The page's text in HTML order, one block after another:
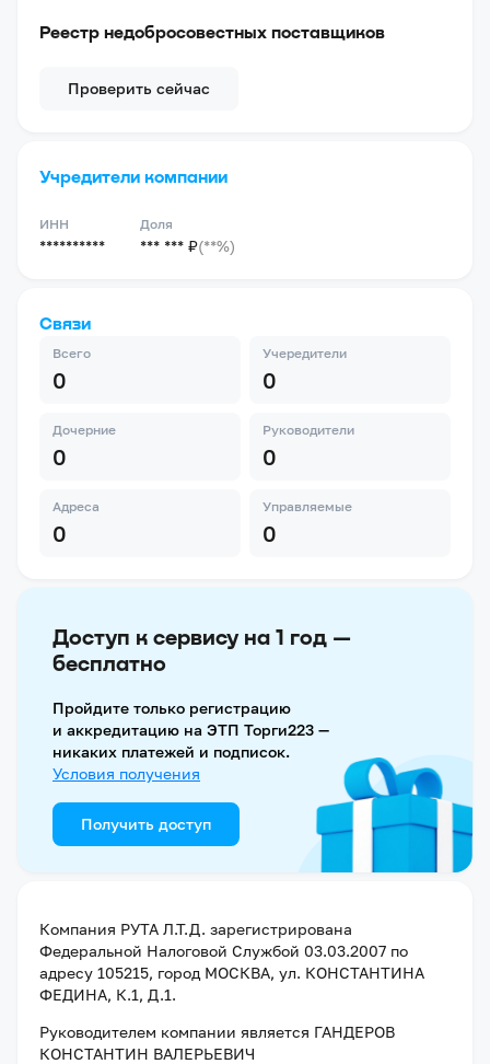
Реестр недобросовестных поставщиков
Проверить сейчас
Учредители компании
ИНН
**********
Доля
*** *** ₽(**%)
Связи
Всего
0
Учередители
0
Дочерние
0
Руководители
0
Адреса
0
Управляемые
0
Доступ к сервису на 1 год —
бесплатно
Пройдите только регистрацию
и аккредитацию на ЭТП Торги223 —
никаких платежей и подписок.
Условия получения
Получить доступ
Компания РУТА Л.Т.Д. зарегистрирована
Федеральной Налоговой Службой 03.03.2007 по
адресу 105215, город МОСКВА, ул. КОНСТАНТИНА
ФЕДИНА, К.1, Д.1.
Руководителем компании является ГАНДЕРОВ
КОНСТАНТИН ВАЛЕРЬЕВИЧ